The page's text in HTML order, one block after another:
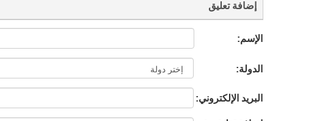
إضافة تعليق
الإسم:
الدولة:
البريد الإلكتروني: